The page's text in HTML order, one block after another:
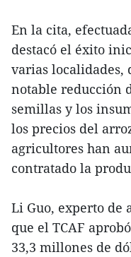
En la cita,
destacó el éxito
varias localidades,
notable reducción
semillas y los
los precios del
agricultores han
contratado la
Li Guo, experto de
que el TCAF
33,3 millones de